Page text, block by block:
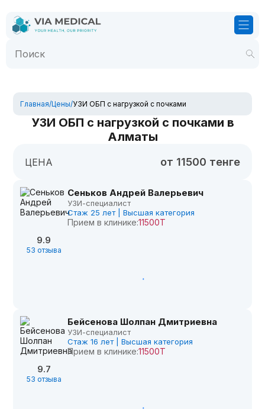
Главная/Цены/УЗИ ОБП с нагрузкой с почками
УЗИ ОБП с нагрузкой с почками в
Алматы
ЦЕНА от 11500 тенге
9.9
53 отзыва
Сеньков Андрей Валерьевич
УЗИ-специалист
Стаж 25 лет | Высшая категория
Прием в клинике:11500Т
9.7
53 отзыва
Бейсенова Шолпан Дмитриевна
УЗИ-специалист
Стаж 16 лет | Высшая категория
Прием в клинике:11500Т